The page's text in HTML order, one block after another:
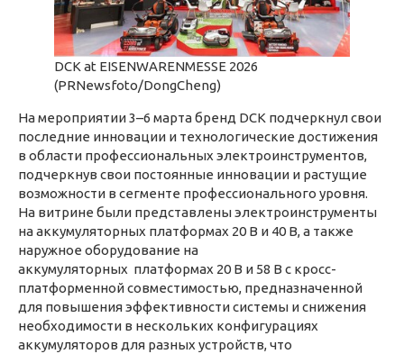
DCK at EISENWARENMESSE 2026
(PRNewsfoto/DongCheng)
На мероприятии 3–6 марта бренд DCK подчеркнул свои
последние инновации и технологические достижения
в области профессиональных электроинструментов,
подчеркнув свои постоянные инновации и растущие
возможности в сегменте профессионального уровня.
На витрине были представлены электроинструменты
на аккумуляторных платформах 20 В и 40 В, а также
наружное оборудование на
аккумуляторных платформах 20 В и 58 В с кросс-
платформенной совместимостью, предназначенной
для повышения эффективности системы и снижения
необходимости в нескольких конфигурациях
аккумуляторов для разных устройств, что